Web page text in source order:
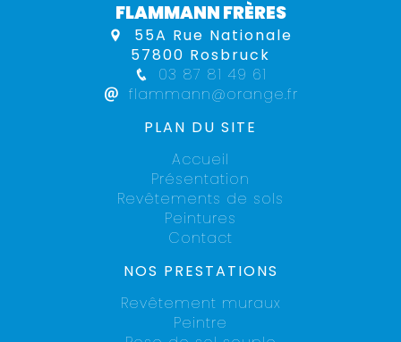
FLAMMANN FRÈRES
55A Rue Nationale
57800 Rosbruck
03 87 81 49 61
flammann@orange.fr
PLAN DU SITE
Accueil
Présentation
Revêtements de sols
Contact
Peintures
NOS PRESTATIONS
Revêtement muraux
Peintre